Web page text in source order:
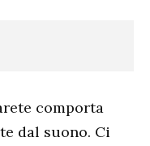
comporta
dal suono. Ci